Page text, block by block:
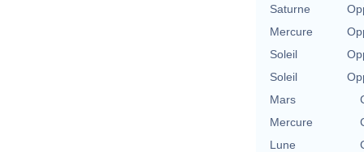
Saturne
Mercure
Soleil
Soleil
Mars
Mercure
Lune